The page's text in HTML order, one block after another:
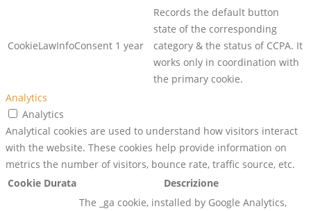
CookieLawInfoConsent 1 year
Records the default button
state of the corresponding
category & the status of CCPA. It
works only in coordination with
the primary cookie.
Analytics
Analytics
Analytical cookies are used to understand how visitors interact
with the website. These cookies help provide information on
metrics the number of visitors, bounce rate, traffic source, etc.
Cookie Durata Descrizione
The _ga cookie, installed by Google Analytics,